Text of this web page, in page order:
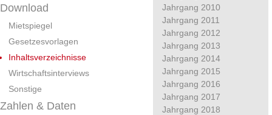
Download
Mietspiegel
Gesetzesvorlagen
Inhaltsverzeichnisse
Wirtschaftsinterviews
Sonstige
Zahlen & Daten
Jahrgang 2010
Jahrgang 2011
Jahrgang 2012
Jahrgang 2013
Jahrgang 2014
Jahrgang 2015
Jahrgang 2016
Jahrgang 2017
Jahrgang 2018